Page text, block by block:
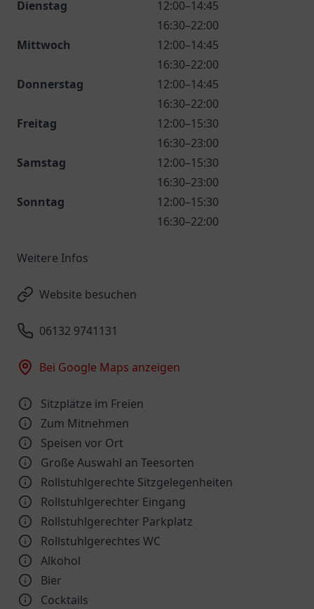
Dienstag
12:00–14:45
16:30–22:00
Mittwoch
12:00–14:45
16:30–22:00
Donnerstag
12:00–14:45
16:30–22:00
Freitag
12:00–15:30
16:30–23:00
Samstag
12:00–15:30
16:30–23:00
Sonntag
12:00–15:30
16:30–22:00
Weitere Infos
Website besuchen
06132 9741131
Bei Google Maps anzeigen
Sitzplätze im Freien
Zum Mitnehmen
Speisen vor Ort
Große Auswahl an Teesorten
Rollstuhlgerechte Sitzgelegenheiten
Rollstuhlgerechter Eingang
Rollstuhlgerechter Parkplatz
Rollstuhlgerechtes WC
Alkohol
Bier
Cocktails